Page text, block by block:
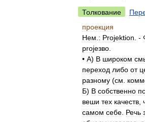
Толкование
проекция
Нем : Projektion . -
projeзвo
• А) В широком
переход либо от
разному (см
Б) В собственно
веши тех качеств
самом себе Речь